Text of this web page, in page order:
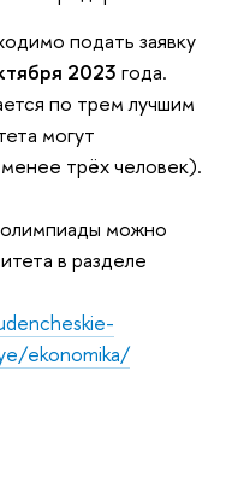
подать заявку
2023 года.
по трем лучшим
могут
трёх человек).
можно
в разделе
ekonomika/